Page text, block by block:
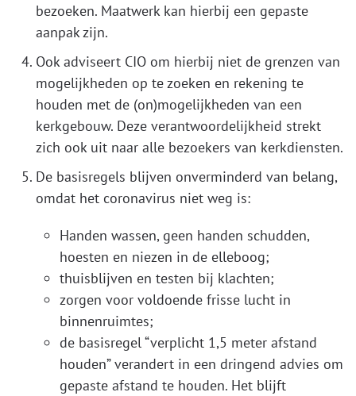
bezoeken. Maatwerk kan hierbij een gepaste
aanpak zijn.
Ook adviseert CIO om hierbij niet de grenzen van
mogelijkheden op te zoeken en rekening te
houden met de (on)mogelijkheden van een
kerkgebouw. Deze verantwoordelijkheid strekt
zich ook uit naar alle bezoekers van kerkdiensten.
De basisregels blijven onverminderd van belang,
omdat het coronavirus niet weg is:
Handen wassen, geen handen schudden,
hoesten en niezen in de elleboog;
thuisblijven en testen bij klachten;
zorgen voor voldoende frisse lucht in
binnenruimtes;
de basisregel “verplicht 1,5 meter afstand
houden” verandert in een dringend advies om
gepaste afstand te houden. Het blijft